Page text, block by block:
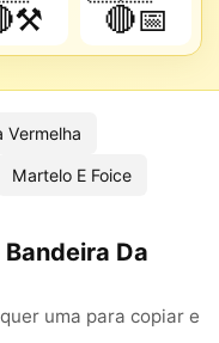
🔴📅
Vermelha
Martelo E Foice
Da
uma para copiar e